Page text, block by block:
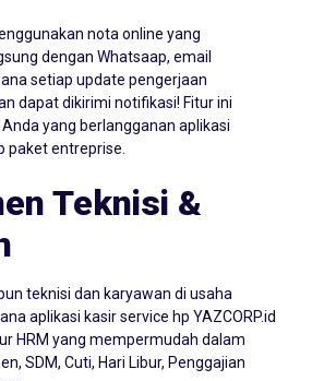
dengan Whatsaap, email
setiap update pengerjaan
dapat dikirimi notifikasi! Fitur ini
yang berlangganan aplikasi
paket entreprise.
Teknisi &
aplikasi kasir service hp YAZCORP.id
HRM yang mempermudah dalam
SDM, Cuti, Hari Libur, Penggajian